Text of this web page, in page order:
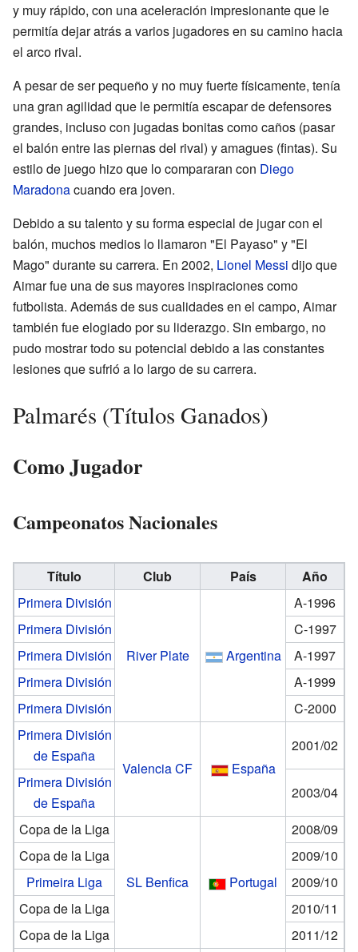
y muy rápido, con una aceleración impresionante que le
permitía dejar atrás a varios jugadores en su camino hacia
el arco rival.
A pesar de ser pequeño y no muy fuerte físicamente, tenía
una gran agilidad que le permitía escapar de defensores
grandes, incluso con jugadas bonitas como caños (pasar
el balón entre las piernas del rival) y amagues (fintas). Su
estilo de juego hizo que lo compararan con Diego
Maradonacuando era joven.
Debido a su talento y su forma especial de jugar con el
balón, muchos medios lo llamaron "El Payaso" y "El
Mago" durante su carrera. En 2002, Lionel Messi dijo que
Aimar fue una de sus mayores inspiraciones como
futbolista. Además de sus cualidades en el campo, Aimar
también fue elogiado por su liderazgo. Sin embargo, no
pudo mostrar todo su potencial debido a las constantes
lesiones que sufrió a lo largo de su carrera.
Palmarés (Títulos Ganados)
Como Jugador
Campeonatos Nacionales
Título Club País
Año
Primera División
River Plate Argentina
A-1996
Primera División
C-1997
Primera División
A-1997
Primera División
A-1999
Primera División
C-2000
Primera División
de España
Valencia CF España
2001/02
Primera División
de España
2003/04
Copa de la Liga
SL Benfica Portugal
2008/09
Copa de la Liga
2009/10
Primeira Liga
2009/10
Copa de la Liga
2010/11
Copa de la Liga
2011/12